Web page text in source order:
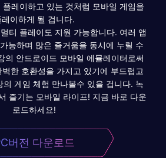
레이하고 있는 것처럼 모바일 게임을
레이하게 될 겁니다.
티 플레이도 지원 가능합니다. 여러 앱
능하며 많은 즐거움을 동시에 누릴 수
의 안드로이드 모바일 에뮬레이터로써
한 호환성을 가지고 있기에 부드럽고
의 게임 체험 만나볼수 있을 겁니다. 녹
즐기는 모바일 라이프! 지금 바로 다운
로드하세요!
버전 다운로드